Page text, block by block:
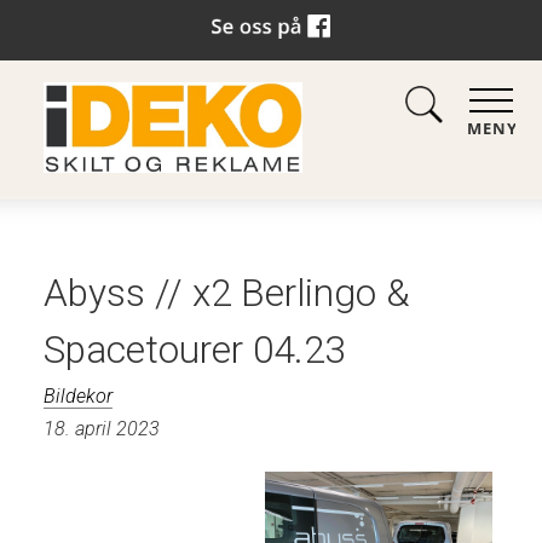
MENY
Abyss // x2 Berlingo &
Spacetourer 04.23
Bildekor
18. april 2023